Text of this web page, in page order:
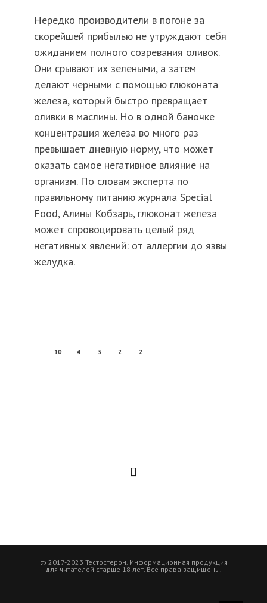
Нередко производители в погоне за
скорейшей прибылью не утруждают себя
ожиданием полного созревания оливок.
Они срывают их зелеными, а затем
делают черными с помощью глюконата
железа, который быстро превращает
оливки в маслины. Но в одной баночке
концентрация железа во много раз
превышает дневную норму, что может
оказать самое негативное влияние на
организм. По словам эксперта по
правильному питанию журнала Special
Food, Алины Кобзарь, глюконат железа
может спровоцировать целый ряд
негативных явлений: от аллергии до язвы
желудка.
10 4 3 2 2
© 2017-2023 Тестостерон. Информационная продукция
для читателей старше 18 лет. Все права защищены.